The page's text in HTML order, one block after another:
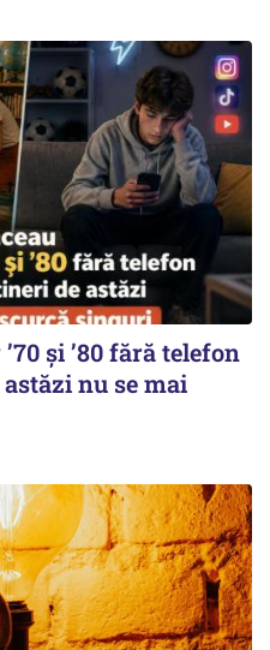
și ’80 fără telefon
nu se mai